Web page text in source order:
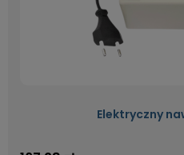
Elektryczny